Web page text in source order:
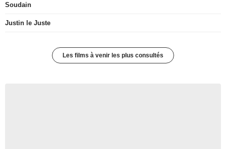
Soudain
Justin le Juste
Les films à venir les plus consultés